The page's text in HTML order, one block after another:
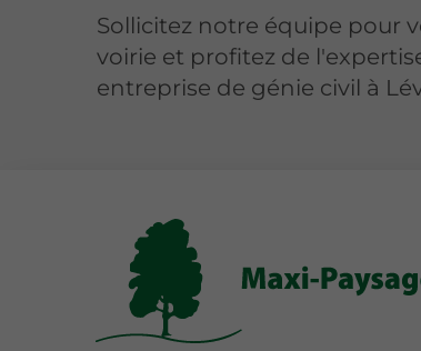
Sollicitez notre équipe pour
voirie et profitez de
entreprise de génie civil à